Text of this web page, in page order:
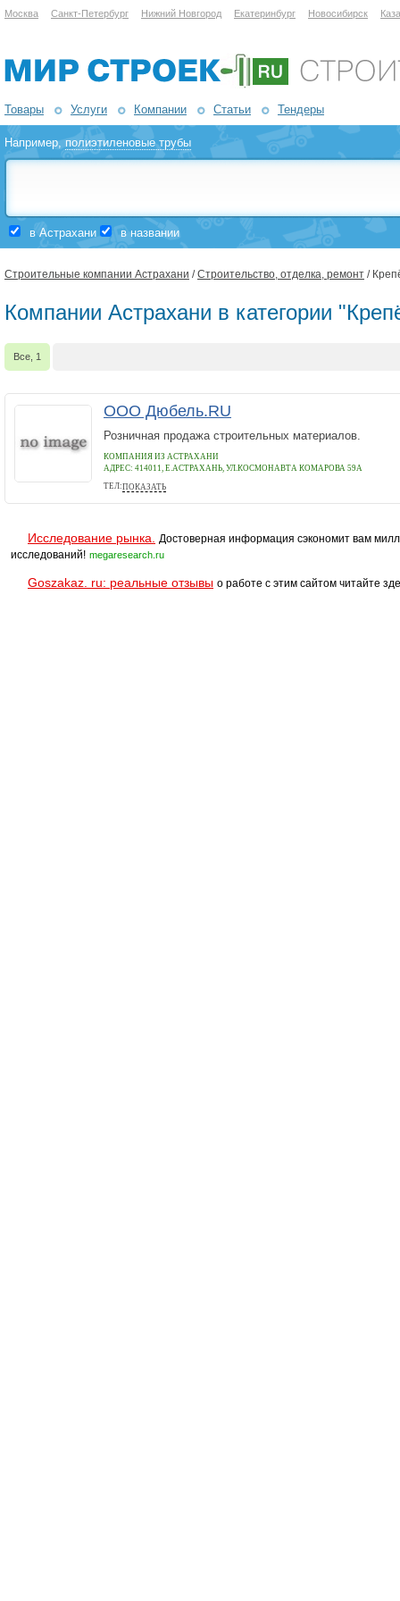
Москва Санкт-Петербург Нижний Новгород Екатеринбург Новосибирск
Товары Услуги Компании Статьи Тендеры
Например,полиэтиленовые трубы
в Астрахани в названии
Строительные компании Астрахани /Строительство, отделка, ремонт /
Компании Астрахани в категории
Все, 1
ООО Дюбель.RU
Розничная продажа строительных материалов.
КОМПАНИЯ ИЗ АСТРАХАНИ
АДРЕС: 414011, Е.АСТРАХАНЬ, УЛ.КОСМОНАВТА КОМАРОВА 59А
ТЕЛ:ПОКАЗАТЬ
8-8512-799903
Исследование рынка.
Достоверная информация сэкономит вам
исследований! megaresearch.ru
Goszakaz. ru: реальные отзывы о работе с этим сайтом читайте